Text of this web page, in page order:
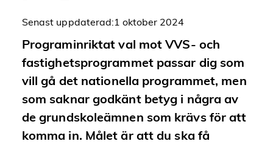
Senast uppdaterad:1 oktober 2024
Programinriktat val mot VVS- och
fastighetsprogrammet passar dig som
vill gå det nationella programmet, men
som saknar godkänt betyg i några av
de grundskoleämnen som krävs för att
komma in. Målet är att du ska få